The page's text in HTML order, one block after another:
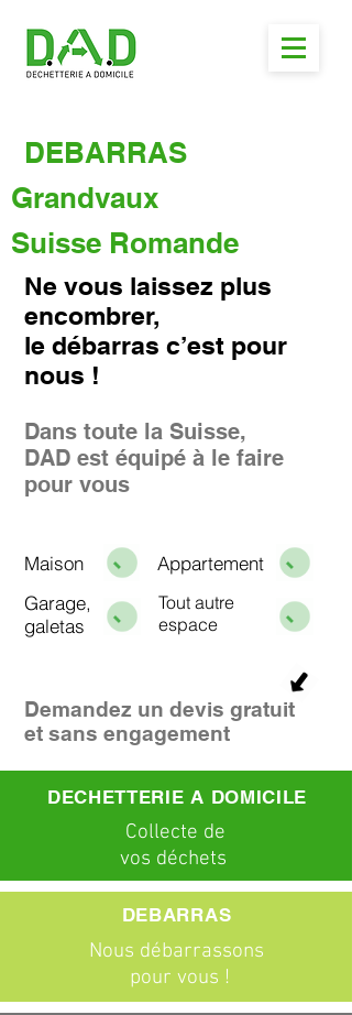
DEBARRAS
Grandvaux
Suisse Romande
Ne vous laissez plus
encombrer,
le débarras c’est pour
nous !
Dans toute la Suisse,
DAD est équipé à le faire
pour vous
Maison
Appartement
Garage,
galetas
Tout autre
espace
Demandez un devis gratuit
et sans engagement
DECHETTERIE A DOMICILE
Collecte de
vos déchets
Nous débarrassons
pour vous !
DEBARRAS